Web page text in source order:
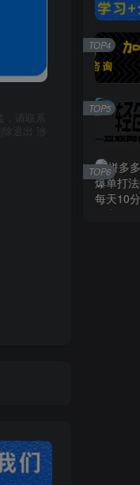
请联系
退出 涉
TOP4
TOP5
TOP6